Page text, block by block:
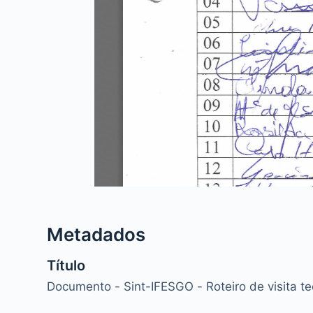
Metadados
Título
Documento - Sint-IFESGO - Roteiro de visita